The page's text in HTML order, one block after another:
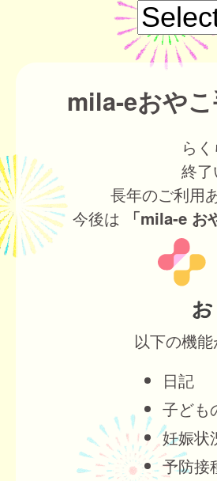
mila-eおや
ら
終了
長年のご利用
今後は
「mila-e お
以下の機
日記
子ども
妊娠状
予防接